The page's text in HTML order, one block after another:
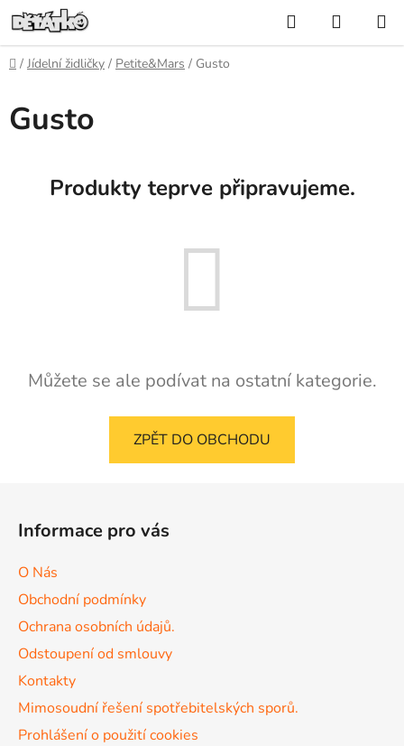
Přejít
na
obsah
Hledat
KOŠÍK
Domů
/ Jídelní židličky / Petite&Mars / Gusto
Gusto
Produkty teprve připravujeme.
Můžete se ale podívat na ostatní kategorie.
ZPĚT DO OBCHODU
Informace pro vás
O Nás
Obchodní podmínky
Ochrana osobních údajů.
Odstoupení od smlouvy
Kontakty
Mimosoudní řešení spotřebitelských sporů.
Prohlášení o použití cookies